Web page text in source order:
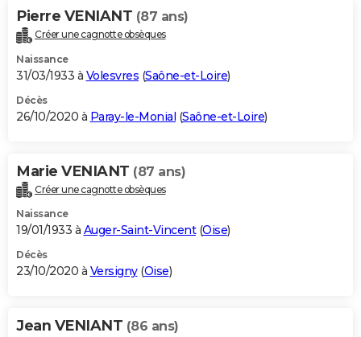
Pierre VENIANT (87 ans)
Créer une cagnotte obsèques
Naissance
31/03/1933 à Volesvres (Saône-et-Loire)
Décès
26/10/2020 à Paray-le-Monial (Saône-et-Loire)
Marie VENIANT (87 ans)
Créer une cagnotte obsèques
Naissance
19/01/1933 à Auger-Saint-Vincent(Oise)
Décès
23/10/2020 à Versigny(Oise)
Jean VENIANT (86 ans)